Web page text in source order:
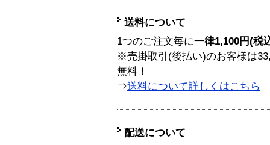
送料について
1つのご注文毎に一律1,100円(税
※売掛取引(後払い)のお客様は
無料！
⇒送料について詳しくはこちら
配送について